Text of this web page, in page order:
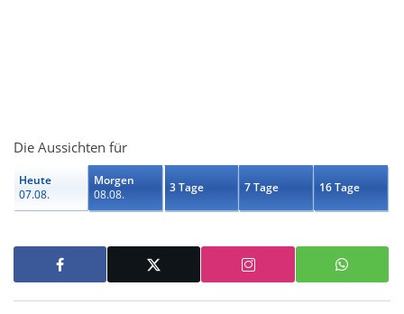
Die Aussichten für
Heute
07.08.
Morgen
08.08.
3 Tage 7 Tage 16 Tage